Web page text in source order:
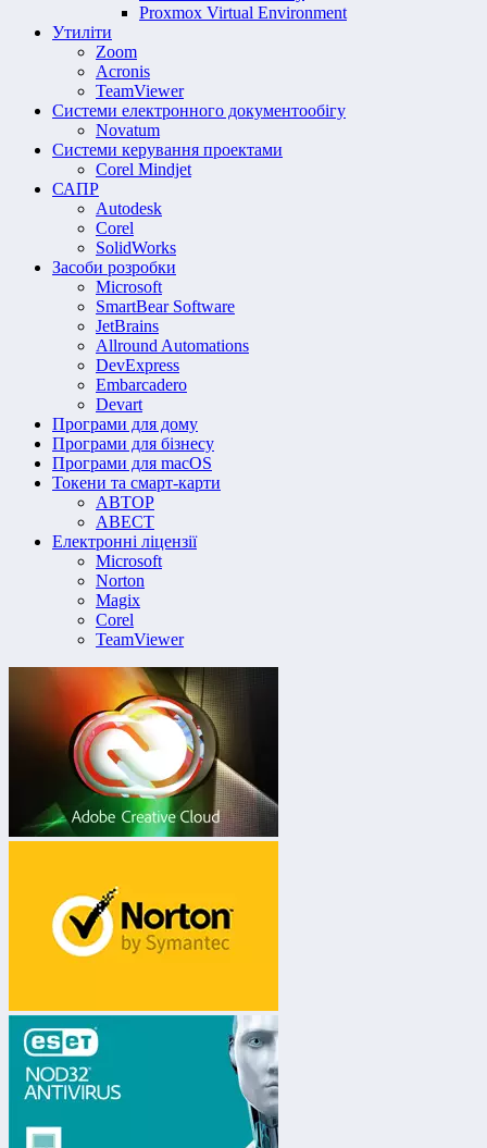
Proxmox Virtual Environment
Утиліти
Zoom
Acronis
TeamViewer
Системи електронного документообігу
Novatum
Системи керування проектами
Corel Mindjet
САПР
Autodesk
Corel
SolidWorks
Засоби розробки
Microsoft
SmartBear Software
JetBrains
Allround Automations
DevExpress
Embarcadero
Devart
Програми для дому
Програми для бізнесу
Програми для macOS
Токени та смарт-карти
АВТОР
АВЕСТ
Електронні ліцензії
Microsoft
Norton
Magix
Corel
TeamViewer